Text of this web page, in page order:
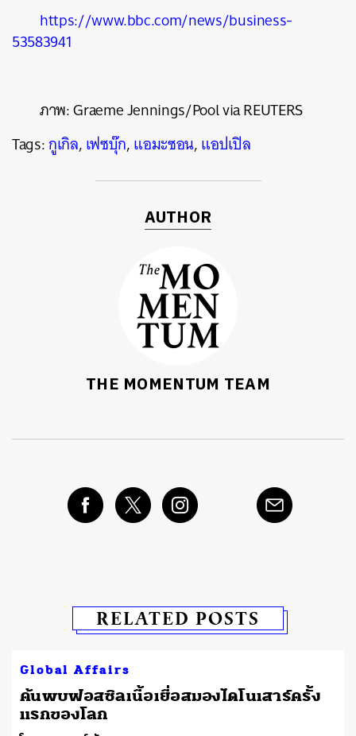
https://www.bbc.com/news/business-
53583941
ภาพ:Graeme Jennings/Pool via REUTERS
Tags:กูเกิล,เฟซบุ๊ก,แอมะซอน,แอปเปิล
AUTHOR
THE MOMENTUM TEAM
RELATED POSTS
Global Affairs
ค้นพบฟอสซิลเนื้อเยื่อสมองไดโนเสาร์ครั้ง
แรกของโลก